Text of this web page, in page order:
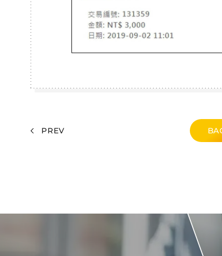
PREV